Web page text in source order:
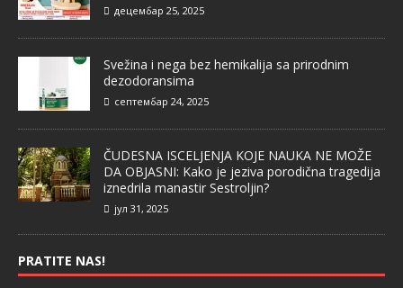
децембар 25, 2025
Svežina i nega bez hemikalija sa prirodnim
dezodoransima
септембар 24, 2025
ČUDESNA ISCELJENJA KOJE NAUKA NE MOŽE
DA OBJASNI: Kako je jeziva porodična tragedija
iznedrila manastir Sestroljin?
јул 31, 2025
PRATITE NAS!